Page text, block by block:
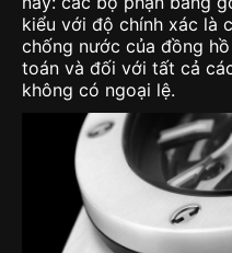
kiểu với độ chính xác là
chống nước của đồng
toán và đối với tất cả
không có ngoại lệ.